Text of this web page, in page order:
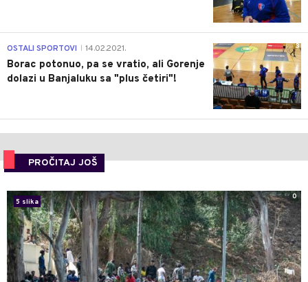
3
OSTALI SPORTOVI 14.02.2021.
Borac potonuo, pa se vratio, ali Gorenje
dolazi u Banjaluku sa "plus četiri"!
PROČITAJ JOŠ
5 slika
0